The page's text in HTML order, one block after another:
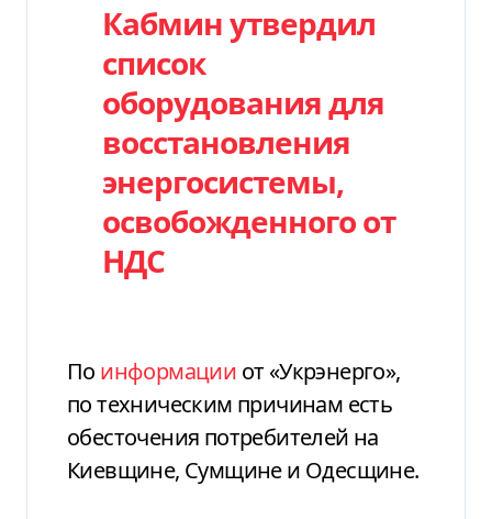
Кабмин утвердил
список
оборудования для
восстановления
энергосистемы,
освобожденного от
НДС
По информации от «Укрэнерго»,
по техническим причинам есть
обесточения потребителей на
Киевщине, Сумщине и Одесщине.